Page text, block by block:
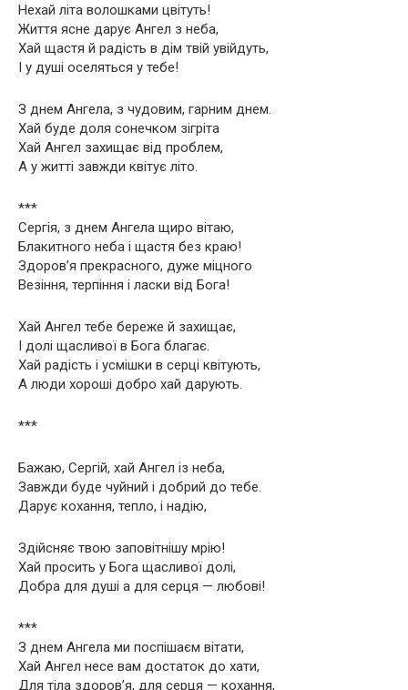
Нехай літа волошками цвітуть!
Життя ясне дарує Ангел з неба,
Хай щастя й радість в дім твій увійдуть,
І у душі оселяться у тебе!
З днем Ангела, з чудовим, гарним днем.
Хай буде доля сонечком зігріта
Хай Ангел захищає від проблем,
А у житті завжди квітує літо.
***
Сергія, з днем Ангела щиро вітаю,
Блакитного неба і щастя без краю!
Здоров’я прекрасного, дуже міцного
Везіння, терпіння і ласки від Бога!
Хай Ангел тебе береже й захищає,
І долі щасливої в Бога благає.
Хай радість і усмішки в серці квітують,
А люди хороші добро хай дарують.
***
Бажаю, Сергій, хай Ангел із неба,
Завжди буде чуйний і добрий до тебе.
Дарує кохання, тепло, і надію,
Здійсняє твою заповітнішу мрію!
Хай просить у Бога щасливої долі,
Добра для душі а для серця — любові!
***
З днем Ангела ми поспішаєм вітати,
Хай Ангел несе вам достаток до хати,
Для тіла здоров’я, для серця — кохання,